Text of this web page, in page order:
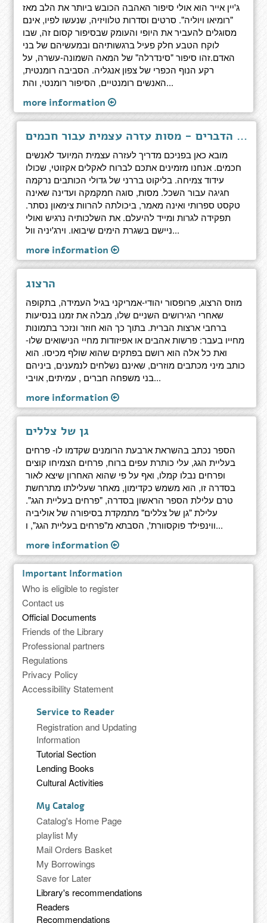
ג'יין אייר הוא אולי סיפור האהבה הכובש ביותר את הלב מאז
"רומיאו ויוליה". סרטים וסדרות טלוויזיה, שנעשו לפיו, אינם
מסוגלים להעביר את היופי והעומק שבסיפור קסום זה, שבו
לוקח הטבע חלק פעיל ברגשותיהם ובמעשיהם של בני
האדם.זהו סיפור "סינדרלה" של המאה השמונה-עשרה, על
רקע הנוף הכפרי של צפון אנגליה. הסביבה רומנטית,
האנשים רומנטיים, הסיפור רומנטי, והת...
more information
אומנות ראיית הדברים - מסות עזרה עצמית עבור חכמים
מובא כאן בפניכם מדריך לעזרה עצמית המיועד לאנשים
חכמים. אנחנו מזמינים אתכם לברוח לאקלים אקזוטי, שכולו
עידוד צמיחה. בליקוט בררני של גדולי הכותבים נרקמה
חגיגה עבור השכל. מסות, סוגה חמקמקה ועדינה שאינה
טקסט ספרותי ואינה מאמר, ביכולתה להרוות צימאון נסתר.
תפקידה לגרות ומייד להיעלם. את השלכותיה נרגיש ואולי
ניישם בשגרת הימים שיבואו. וירג'יניה וול...
more information
הרצוג
מוזס הרצוג, פרופסור יהודי-אמריקני בגיל העמידה, בתקופה
שאחרי הגירושים השניים שלו, מבלה את זמנו בנסיעות
ברחבי ארצות הברית. בתוך כך הוא חוזר ונזכר בתמונות
מחייו בעבר: פרשות אהבים או אפיזודות מחיי הנישואים שלו-
ואת כל אלה הוא רושם בפתקים שהוא שולף מכיסו. הוא
כותב מיני מכתבים מוזרים, שאינם נשלחים לנמענים, ביניהם
בני משפחה חברים , עמיתים, אויבי...
more information
גן של צללים
הספר נכתב בהשראת ארבעת הרומנים שקדמו לו- פרחים
בעליית הגג, עלי כותרת עפים ברוח, פרחים הצמיחו קוצים
ופרחים נבלו קמלו, ואף על פי שהוא האחרון שיצא לאור
בסדרה זו, הוא משמש כקדימון, מאחר שעלילתו מתרחשת
טרם עלילת הספר הראשון בסדרה, "פרחים בעליית הגג".
עלילת "גן של צללים" מתמקדת בסיפורה של אוליביה
ווינפילד פוקסוורת', הסבתא מ"פרחים בעליית הגג", ו...
more information
Important Information
Who is eligible to register
Contact us
Official Documents
Friends of the Library
Professional partners
Regulations
Privacy Policy
Accessibility Statement
Service to Reader
Registration and Updating
Information
Tutorial Section
Lending Books
Cultural Activities
My Catalog
Catalog's Home Page
playlist My
Mail Orders Basket
My Borrowings
Save for Later
Library's recommendations
Readers
Recommendations